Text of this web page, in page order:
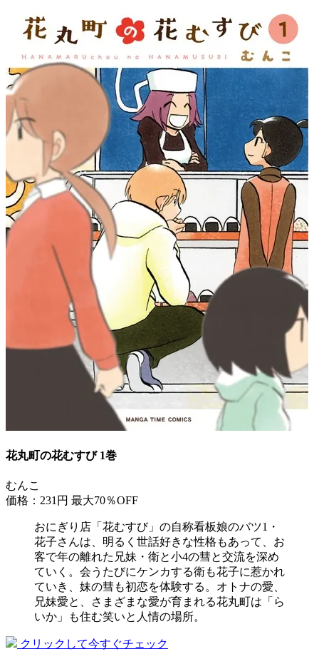
花丸町の花むすび 1巻
むんこ
価格：231円 最大70％OFF
おにぎり店「花むすび」の自称看板娘のバツ1・
花子さんは、明るく世話好きな性格もあって、お
客で年の離れた兄妹・衛と小4の彗と交流を深め
ていく。会うたびにケンカする衛も花子に惹かれ
ていき、妹の彗も初恋を体験する。オトナの愛、
兄妹愛と、さまざまな愛が育まれる花丸町は「ら
いか」も住む笑いと人情の場所。
クリックして今すぐチェック